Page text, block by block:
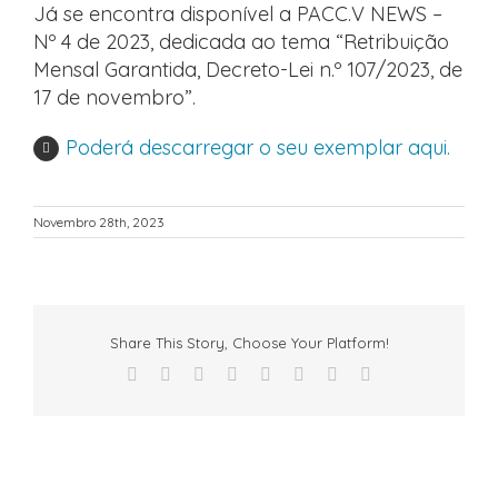
Já se encontra disponível a PACC.V NEWS –
Nº 4 de 2023, dedicada ao tema “Retribuição
Mensal Garantida, Decreto-Lei n.º 107/2023, de
17 de novembro”.
Poderá descarregar o seu exemplar aqui.
Novembro 28th, 2023
Share This Story, Choose Your Platform!
Facebook Reddit LinkedIn
TumblrPinterest